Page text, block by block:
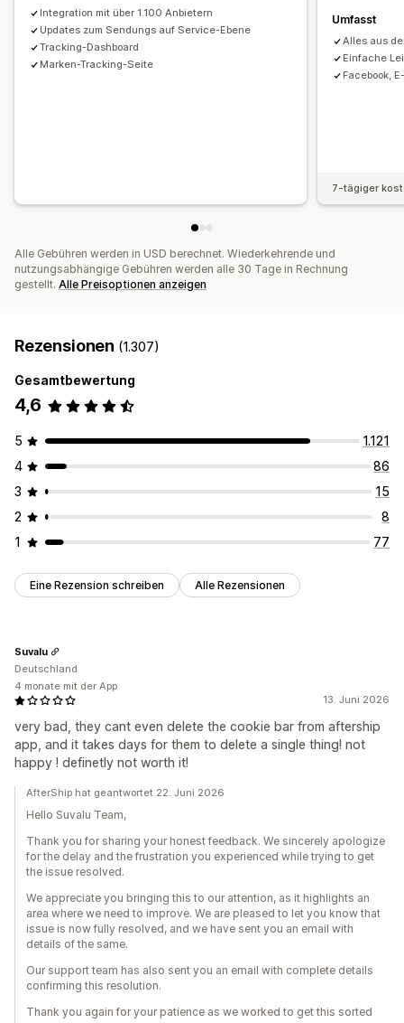
Integration mit über 1.100 Anbietern
Updates zum Sendungs auf Service-Ebene
Tracking-Dashboard
Marken-Tracking-Seite
Umfasst
Alles aus
Einfache
Facebook,
7-tägiger
Alle Gebühren werden in USD berechnet. Wiederkehrende und
nutzungsabhängige Gebühren werden alle 30 Tage in Rechnung
gestellt. Alle Preisoptionen anzeigen
Rezensionen (1.307)
Gesamtbewertung
4,6
5
1.121
4
86
3
15
2
8
1
77
Eine Rezension schreiben Alle Rezensionen
13. Juni 2026
very bad, they cant even delete the cookie bar from aftership
app, and it takes days for them to delete a single thing! not
happy ! definetly not worth it!
Suvalu
Deutschland
4 monate mit der App
AfterShip hat geantwortet 22. Juni 2026
Hello Suvalu Team,
Thank you for sharing your honest feedback. We sincerely apologize
for the delay and the frustration you experienced while trying to get
the issue resolved.
We appreciate you bringing this to our attention, as it highlights an
area where we need to improve. We are pleased to let you know that
issue is now fully resolved, and we have sent you an email with
details of the same.
Our support team has also sent you an email with complete details
confirming this resolution.
Thank you again for your patience as we worked to get this sorted